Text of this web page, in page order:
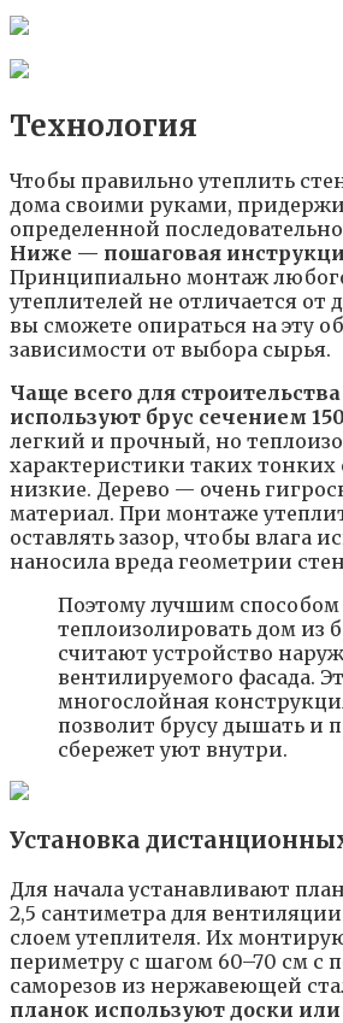
Технология
Чтобы правильно утеплить
дома своими руками,
определенной
Ниже — пошаговая
Принципиально монтаж
утеплителей не отличается от
вы сможете опираться на эту
зависимости от выбора сырья.
Чаще всего для
используют брус сечением
легкий и прочный, но
характеристики таких тонких
низкие. Дерево — очень
материал. При монтаже
оставлять зазор, чтобы влага
наносила вреда геометрии
Поэтому лучшим способом
теплоизолировать дом из
считают устройство
вентилируемого фасада.
многослойная
позволит брусу дышать и
сбережет уют внутри.
Установка
Для начала устанавливают
2,5 сантиметра для
слоем утеплителя. Их
периметру с шагом 60–70 см с
саморезов из нержавеющей
планок используют доски или